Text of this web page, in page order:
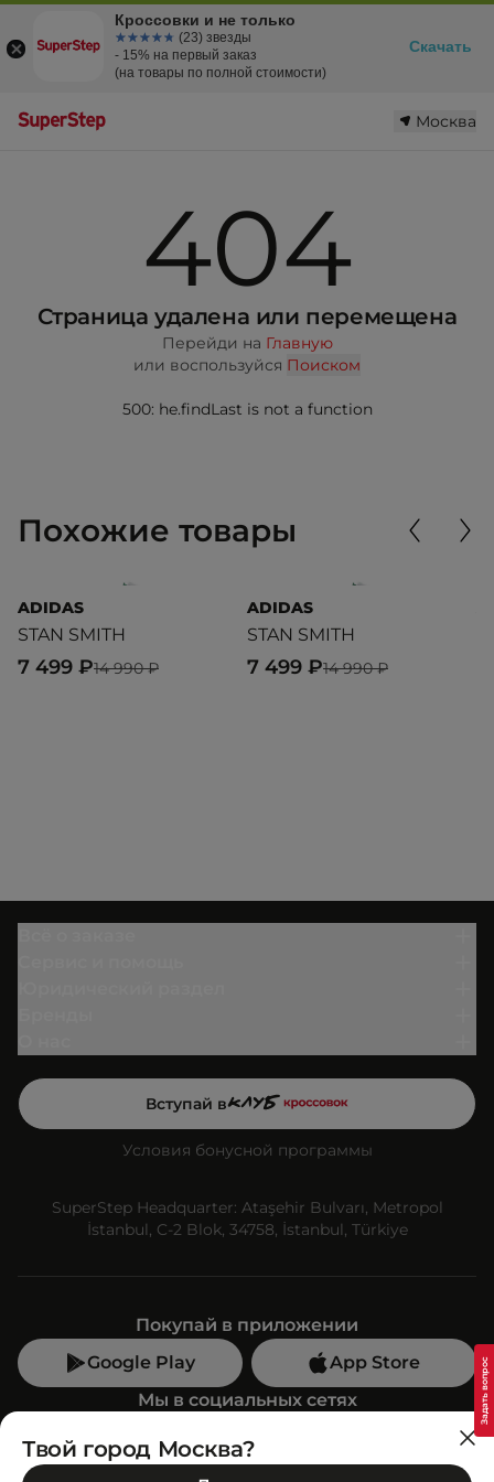
Москва
404
Страница удалена или перемещена
Перейди на Главную
или воспользуйся Поиском
500: he.findLast is not a function
Похожие товары
ADIDAS
STAN SMITH
14 990 ₽
7 499 ₽
ADIDAS
STAN SMITH
14 990 ₽
7 499 ₽
Вступай в
Условия бонусной программы
SuperStep Headquarter: Ataşehir Bulvarı, Metropol
İstanbul, C-2 Blok, 34758, İstanbul, Türkiye
Покупай в приложении
Google Play
App Store
Мы в социальных сетях
Позвони нам
Твой город Москва?
Кроссовки и не только
☆☆☆☆☆
★★★★★ (23) звезды
- 15% на первый заказ
(на товары по полной стоимости)
Скачать